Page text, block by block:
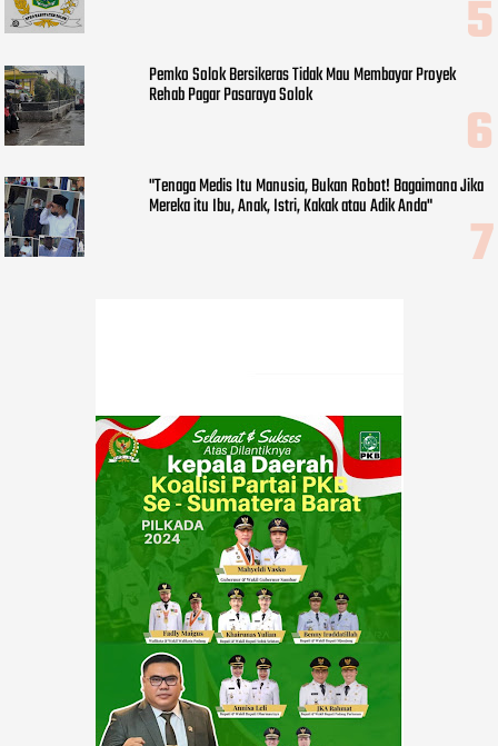
Pemko Solok Bersikeras Tidak Mau Membayar Proyek
Rehab Pagar Pasaraya Solok
"Tenaga Medis Itu Manusia, Bukan Robot! Bagaimana Jika
Mereka itu Ibu, Anak, Istri, Kakak atau Adik Anda"